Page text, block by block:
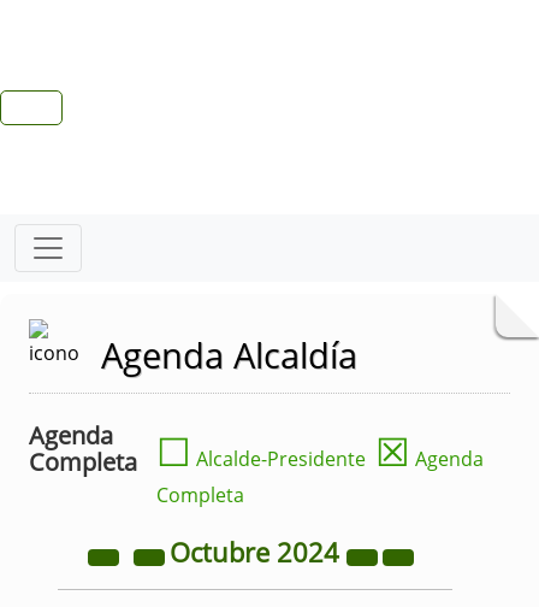
Agenda Alcaldía
Agenda
Completa
☐ Alcalde-Presidente ☒ Agenda
Completa
Octubre 2024